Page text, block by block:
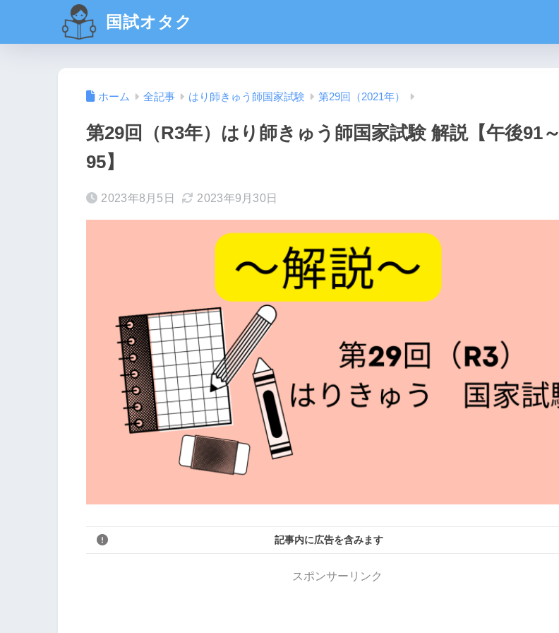
国試オタク
ホーム 全記事 はり師きゅう師国家試験 第29回（2021年）
第29回（R3年）はり師きゅう師国家試験 解説【午後91～
95】
2023年8月5日 2023年9月30日
記事内に広告を含みます
スポンサーリンク